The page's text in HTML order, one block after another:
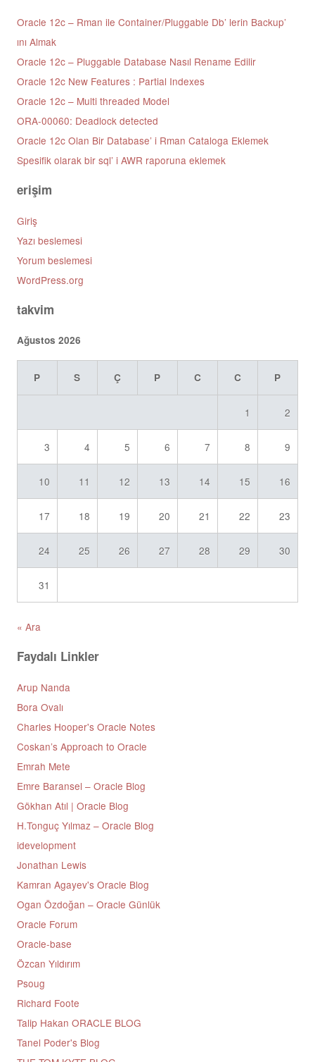
Oracle 12c – Rman ile Container/Pluggable Db’ lerin Backup’
ını Almak
Oracle 12c – Pluggable Database Nasıl Rename Edilir
Oracle 12c New Features : Partial Indexes
Oracle 12c – Multi threaded Model
ORA-00060: Deadlock detected
Oracle 12c Olan Bir Database’ i Rman Cataloga Eklemek
Spesifik olarak bir sql’ i AWR raporuna eklemek
erişim
Giriş
Yazı beslemesi
Yorum beslemesi
WordPress.org
takvim
Ağustos 2026
P S Ç P C C P
1 2
3 4 5 6 7 8 9
10 11 12 13 14 15 16
17 18 19 20 21 22 23
24 25 26 27 28 29 30
31
« Ara
Faydalı Linkler
Arup Nanda
Bora Ovalı
Charles Hooper's Oracle Notes
Coskan’s Approach to Oracle
Emrah Mete
Emre Baransel – Oracle Blog
Gökhan Atıl | Oracle Blog
H.Tonguç Yılmaz – Oracle Blog
idevelopment
Jonathan Lewis
Kamran Agayev's Oracle Blog
Ogan Özdoğan – Oracle Günlük
Oracle Forum
Oracle-base
Özcan Yıldırım
Psoug
Richard Foote
Talip Hakan ORACLE BLOG
Tanel Poder's Blog